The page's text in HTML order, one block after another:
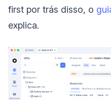
first por trás disso, o
explica.